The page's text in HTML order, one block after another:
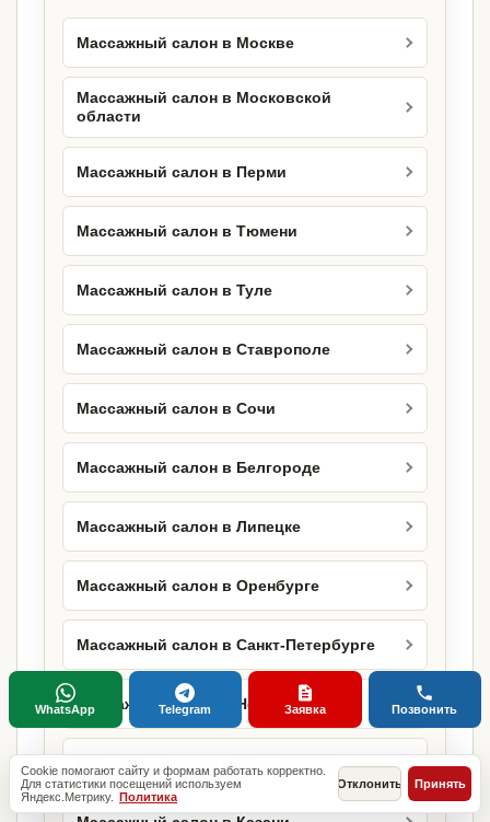
Массажный салон в Москве
Массажный салон в Московской
области
Массажный салон в Перми
Массажный салон в Тюмени
Массажный салон в Туле
Массажный салон в Ставрополе
Массажный салон в Сочи
Массажный салон в Белгороде
Массажный салон в Липецке
Массажный салон в Оренбурге
Массажный салон в Санкт-Петербурге
Массажный салон в Новосибирске
Массажный салон в Екатеринбурге
Cookie помогают сайту и формам работать корректно.
Для статистики посещений используем
Яндекс.Метрику. Политика
Отклонить Принять
WhatsApp Telegram Заявка Позвонить